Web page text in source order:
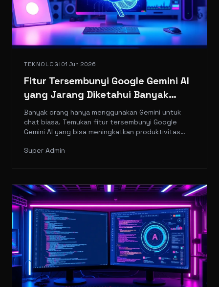
TEKNOLOGI01 Jun 2026
Fitur Tersembunyi Google Gemini AI
yang Jarang Diketahui Banyak
Orang
Banyak orang hanya menggunakan Gemini untuk
chat biasa. Temukan fitur tersembunyi Google
Gemini AI yang bisa meningkatkan produktivitas
Super Admin